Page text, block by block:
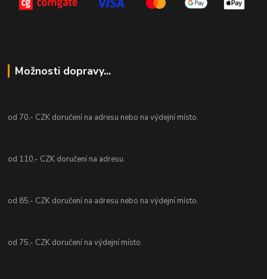
Možnosti dopravy...
od 70,- CZK doručení na adresu nebo na výdejní místo.
od 110,- CZK doručení na adresu.
od 85,- CZK doručení na adresu nebo na výdejní místo.
od 75,- CZK doručení na výdejní místo.